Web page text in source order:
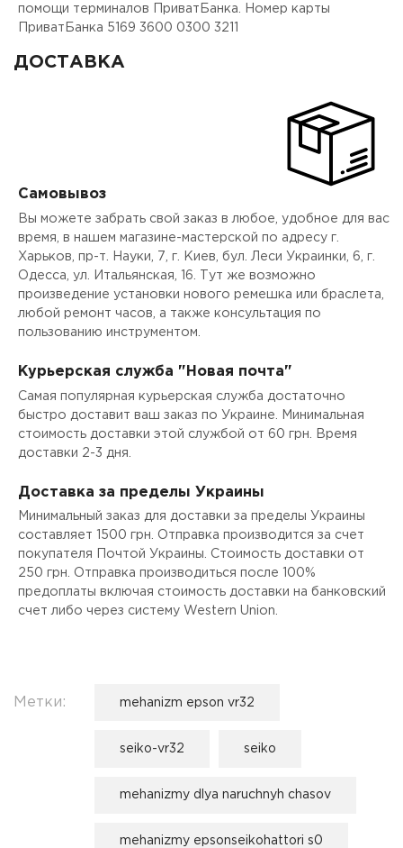
помощи терминалов ПриватБанка. Номер карты
ПриватБанка 5169 3600 0300 3211
ДОСТАВКА
Самовывоз
Вы можете забрать свой заказ в любое, удобное для вас
время, в нашем магазине-мастерской по адресу г.
Харьков, пр-т. Науки, 7, г. Киев, бул. Леси Украинки, 6, г.
Одесса, ул. Итальянская, 16. Тут же возможно
произведение установки нового ремешка или браслета,
любой ремонт часов, а также консультация по
пользованию инструментом.
Курьерская служба "Новая почта"
Самая популярная курьерская служба достаточно
быстро доставит ваш заказ по Украине. Минимальная
стоимость доставки этой службой от 60 грн. Время
доставки 2-3 дня.
Доставка за пределы Украины
Минимальный заказ для доставки за пределы Украины
составляет 1500 грн. Отправка производится за счет
покупателя Почтой Украины. Стоимость доставки от
250 грн. Отправка производиться после 100%
предоплаты включая стоимость доставки на банковский
счет либо через систему Western Union.
Метки: mehanizm epson vr32
seiko-vr32 seiko
mehanizmy dlya naruchnyh chasov
mehanizmy epsonseikohattori s0